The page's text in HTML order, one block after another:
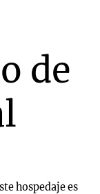
de
hospedaje es